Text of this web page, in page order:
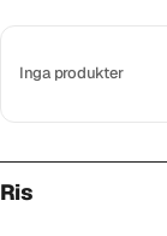
Inga produkter
Ris